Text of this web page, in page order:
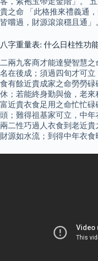
貴之命 「此格推來禮義通
皆嚐過，財源滾滾穩且通」
八字重量表: 什么日柱性功
二兩九客商才能達變智慧
名在後成；須過四旬才可
食有餘近貴成家之命勞勞碌
休；若能終身勤與儉，老
富近貴衣食足用之命忙忙碌
頭；難得祖基家可立，中
兩二性巧過人衣食到老近
財源如水流；到得中年衣食